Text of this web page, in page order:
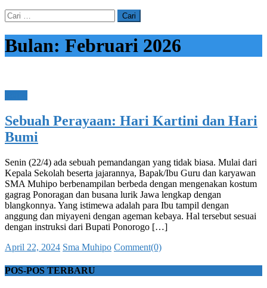
Cari
untuk:
Bulan: Februari 2026
Sebuah Perayaan: Hari Kartini dan Hari
Bumi
Senin (22/4) ada sebuah pemandangan yang tidak biasa. Mulai dari
Kepala Sekolah beserta jajarannya, Bapak/Ibu Guru dan karyawan
SMA Muhipo berbenampilan berbeda dengan mengenakan kostum
gagrag Ponoragan dan busana lurik Jawa lengkap dengan
blangkonnya. Yang istimewa adalah para Ibu tampil dengan
anggung dan miyayeni dengan ageman kebaya. Hal tersebut sesuai
dengan instruksi dari Bupati Ponorogo […]
Posted
April 22, 2024 Author
Sma Muhipo Comment(0)
POS-POS TERBARU